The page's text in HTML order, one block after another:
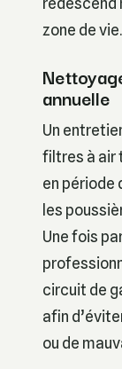
zone de vie.
annuelle
Un
filtres à air
en période
les
Une fois
circuit de
afin
ou de